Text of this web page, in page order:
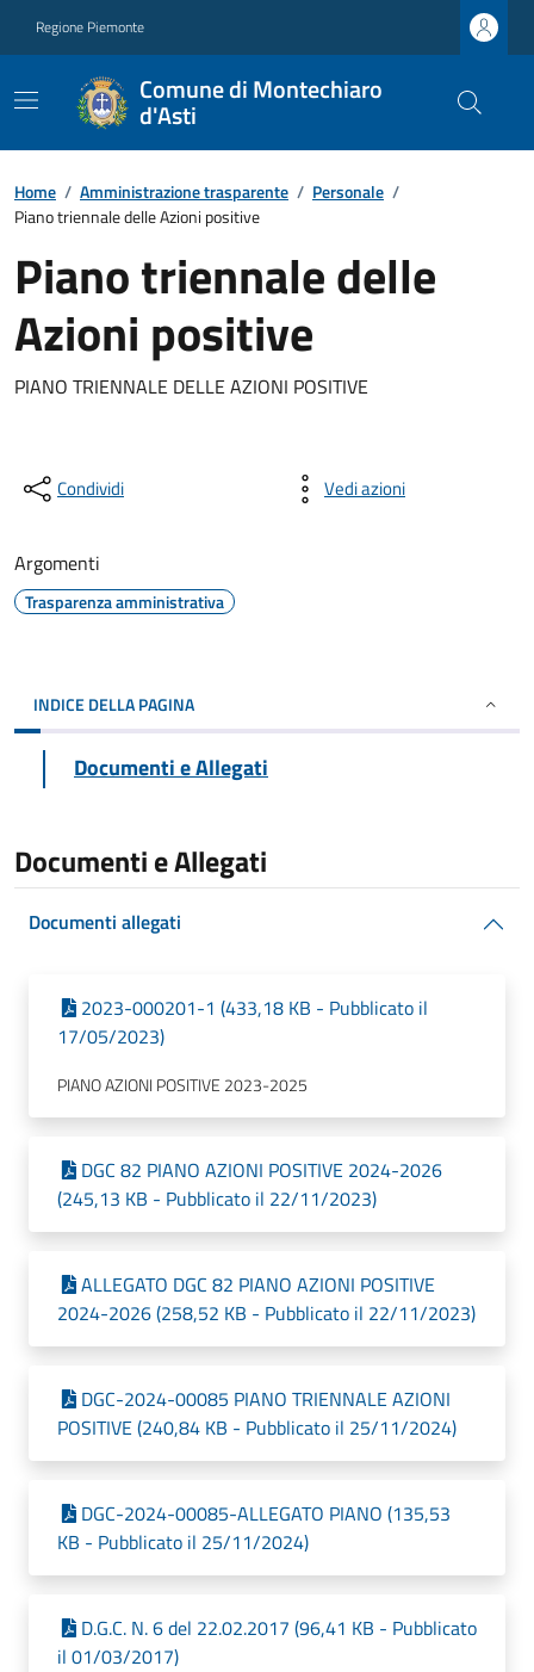
Regione Piemonte
Comune di Montechiaro
d'Asti
Home / Amministrazione trasparente / Personale /
Piano triennale delle Azioni positive
Piano triennale delle
Azioni positive
PIANO TRIENNALE DELLE AZIONI POSITIVE
Condividi Vedi azioni
Argomenti
Trasparenza amministrativa
INDICE DELLA PAGINA
Documenti e Allegati
Documenti e Allegati
Documenti allegati
2023-000201-1 (433,18 KB - Pubblicato il
17/05/2023)
PIANO AZIONI POSITIVE 2023-2025
DGC 82 PIANO AZIONI POSITIVE 2024-2026
(245,13 KB - Pubblicato il 22/11/2023)
ALLEGATO DGC 82 PIANO AZIONI POSITIVE
2024-2026 (258,52 KB - Pubblicato il 22/11/2023)
DGC-2024-00085 PIANO TRIENNALE AZIONI
POSITIVE (240,84 KB - Pubblicato il 25/11/2024)
DGC-2024-00085-ALLEGATO PIANO (135,53
KB - Pubblicato il 25/11/2024)
D.G.C. N. 6 del 22.02.2017 (96,41 KB - Pubblicato
il 01/03/2017)